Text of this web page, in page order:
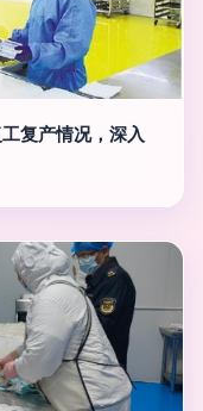
复产情况，深入